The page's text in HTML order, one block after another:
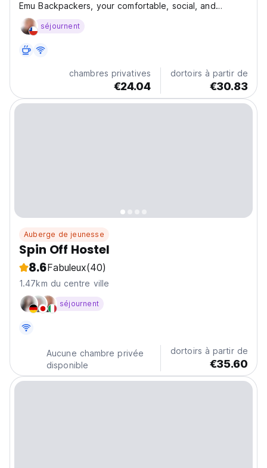
Emu Backpackers, your comfortable, social, and
budget-friendly home in the heart of vibrant
Northbridge. Whether you’re a solo traveler, working
Emu Backpackers...
séjournent
chambres privatives
€24.04
dortoirs à partir de
€30.83
Auberge de jeunesse
Spin Off Hostel
8.6Fabuleux(40)
1.47km du centre ville
séjournent
Aucune chambre privée
disponible
dortoirs à partir de
€35.60